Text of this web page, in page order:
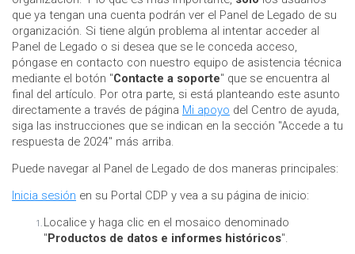
que ya tengan una cuenta podrán ver el Panel de Legado de su
organización. Si tiene algún problema al intentar acceder al
Panel de Legado o si desea que se le conceda acceso,
póngase en contacto con nuestro equipo de asistencia técnica
mediante el botón "Contacte a soporte" que se encuentra al
final del artículo. Por otra parte, si está planteando este asunto
directamente a través de página Mi apoyo del Centro de ayuda,
siga las instrucciones que se indican en la sección "Accede a tu
respuesta de 2024" más arriba.
Puede navegar al Panel de Legado de dos maneras principales:
Inicia sesión en su Portal CDP y vea a su página de inicio:
Localice y haga clic en el mosaico denominado
"Productos de datos e informes históricos".